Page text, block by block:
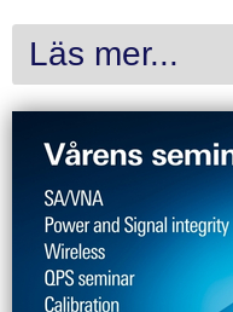
Läs mer...